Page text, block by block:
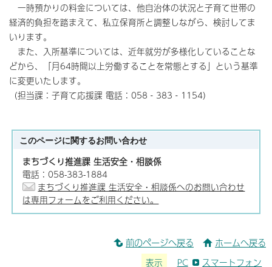
一時預かりの料金については、他自治体の状況と子育て世帯の
経済的負担を踏まえて、私立保育所と調整しながら、検討してま
いります。
また、入所基準については、近年就労が多様化していることな
どから、「月64時間以上労働することを常態とする」という基準
に変更いたします。
（担当課：子育て応援課 電話：058‐383‐1154）
このページに関するお問い合わせ
まちづくり推進課 生活安全・相談係
電話：058-383-1884
まちづくり推進課 生活安全・相談係へのお問い合わせ
は専用フォームをご利用ください。
前のページへ戻る ホームへ戻る
表示 PC スマートフォン